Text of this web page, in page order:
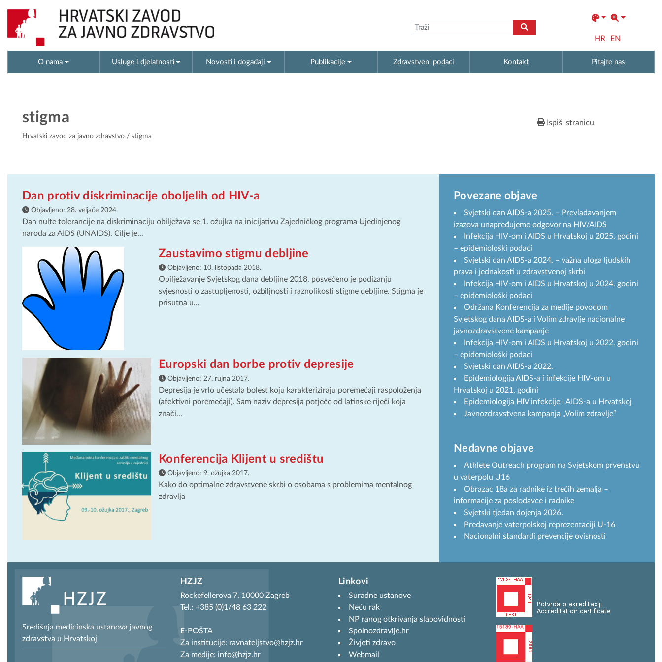
HR EN
O nama Usluge i djelatnosti Novosti i događaji Publikacije Zdravstveni podaci Kontakt Pitajte nas
stigma
Hrvatski zavod za javno zdravstvo / stigma
Ispiši stranicu
Dan protiv diskriminacije oboljelih od HIV-a
Objavljeno: 28. veljače 2024.
Dan nulte tolerancije na diskriminaciju obilježava se 1. ožujka na inicijativu Zajedničkog programa Ujedinjenog
naroda za AIDS (UNAIDS). Cilje je...
Zaustavimo stigmu debljine
Objavljeno: 10. listopada 2018.
Obilježavanje Svjetskog dana debljine 2018. posvećeno je podizanju
svjesnosti o zastupljenosti, ozbiljnosti i raznolikosti stigme debljine. Stigma je
prisutna u...
Europski dan borbe protiv depresije
Objavljeno: 27. rujna 2017.
Depresija je vrlo učestala bolest koju karakteriziraju poremećaji raspoloženja
(afektivni poremećaji). Sam naziv depresija potječe od latinske riječi koja
znači...
Konferencija Klijent u središtu
Objavljeno: 9. ožujka 2017.
Kako do optimalne zdravstvene skrbi o osobama s problemima mentalnog
zdravlja
Povezane objave
Svjetski dan AIDS-a 2025. – Prevladavanjem
izazova unapređujemo odgovor na HIV/AIDS
Infekcija HIV-om i AIDS u Hrvatskoj u 2025. godini
– epidemiološki podaci
Svjetski dan AIDS-a 2024. – važna uloga ljudskih
prava i jednakosti u zdravstvenoj skrbi
Infekcija HIV-om i AIDS u Hrvatskoj u 2024. godini
– epidemiološki podaci
Održana Konferencija za medije povodom
Svjetskog dana AIDS-a i Volim zdravlje nacionalne
javnozdravstvene kampanje
Infekcija HIV-om i AIDS u Hrvatskoj u 2022. godini
– epidemiološki podaci
Svjetski dan AIDS-a 2022.
Epidemiologija AIDS-a i infekcije HIV-om u
Hrvatskoj u 2021. godini
Epidemiologija HIV infekcije i AIDS-a u Hrvatskoj
Javnozdravstvena kampanja „Volim zdravlje“
Nedavne objave
Athlete Outreach program na Svjetskom prvenstvu
u vaterpolu U16
Obrazac 18a za radnike iz trećih zemalja –
informacije za poslodavce i radnike
Svjetski tjedan dojenja 2026.
Predavanje vaterpolskoj reprezentaciji U-16
Nacionalni standardi prevencije ovisnosti
Središnja medicinska ustanova javnog
zdravstva u Hrvatskoj
HZJZ
Rockefellerova 7, 10000 Zagreb
Tel.: +385 (0)1/48 63 222
E-POŠTA
Za institucije: ravnateljstvo@hzjz.hr
Za medije: info@hzjz.hr
Linkovi
Suradne ustanove
Neću rak
NP ranog otkrivanja slabovidnosti
Spolnozdravlje.hr
Živjeti zdravo
Webmail